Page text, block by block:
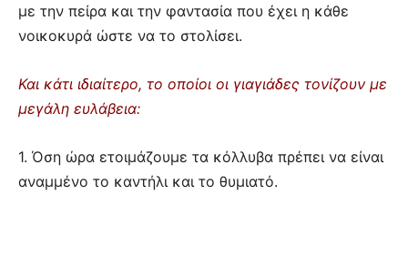
με την πείρα και την φαντασία που έχει η κάθε
νοικοκυρά ώστε να το στολίσει.
Και κάτι ιδιαίτερο, το οποίοι οι γιαγιάδες τονίζουν με
μεγάλη ευλάβεια:
1. Όση ώρα ετοιμάζουμε τα κόλλυβα πρέπει να είναι
αναμμένο το καντήλι και το θυμιατό.